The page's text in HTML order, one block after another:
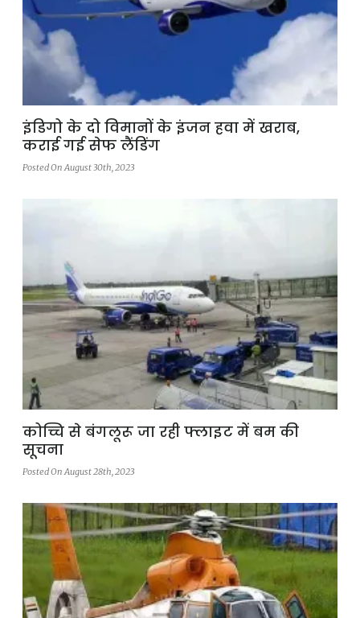
इंडिगो के दो विमानों के इंजन हवा में खराब,
कराई गई सेफ लैंडिंग
Posted On August 30th, 2023
कोच्चि से बंगलूरू जा रही फ्लाइट में बम की
सूचना
Posted On August 28th, 2023